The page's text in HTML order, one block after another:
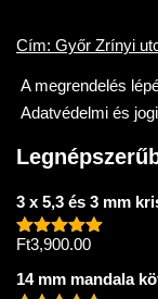
Cím: Győr Zrínyi
A megrendelés
Adatvédelmi és
3 x 5,3 és 3 mm
Értékelés:
Ft3,900.00
14 mm mandala